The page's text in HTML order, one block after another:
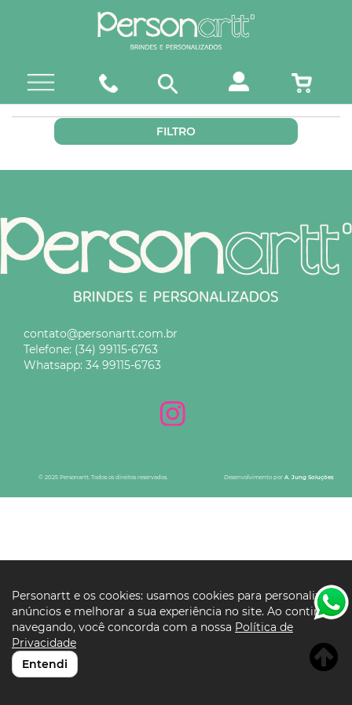
FILTRO
contato@personartt.com.br
Telefone: (34) 99115-6763
Whatsapp: 34 99115-6763
© 2025 Personartt. Todos os direitos reservados. Desenvolvimento por A. Jung Soluções
Personartt e os cookies: usamos cookies para personalizar
anúncios e melhorar a sua experiência no site. Ao continuar
navegando, você concorda com a nossa Política de
Privacidade
Entendi